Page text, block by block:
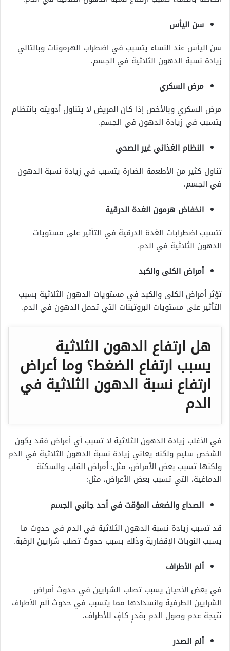
سن اليأس
سن اليأس عند النساء يتسبب في اضطراب الهرمونات وبالتالي
زيادة نسبة الدهون الثلاثية في الجسم.
مرض السكري
مرض السكري وبالأخص إذا كان المريض لا يتناول أدويته بانتظام
يتسبب في زيادة الدهون في الجسم.
النظام الغذائي غير الصحي
تناول كثير من الأطعمة الضارة يتسبب في زيادة نسبة الدهون
في الجسم.
انخفاض هرمون الغدة الدرقية
تتسبب اضطرابات الغدة الدرقية في التأثير على مستويات
الدهون الثلاثية في الدم.
أمراض الكلى والكبد
تؤثر أمراض الكلى والكبد في مستويات الدهون الثلاثية بسبب
التأثير على مستويات البروتينات التي تحمل الدهون في الدم.
هل ارتفاع الدهون الثلاثية
يسبب ارتفاع الضغط؟ وما أعراض
ارتفاع نسبة الدهون الثلاثية في
الدم
في الأغلب زيادة الدهون الثلاثية لا تسبب أي أعراض فقد يكون
الشخص سليم ولكنه يعاني زيادة نسبة الدهون الثلاثية في الدم
ولكنها تسبب بعض الأمراض، مثل: أمراض القلب والسكتة
الدماغية، التي تسبب بعض الأعراض، مثل:
الصداع والضعف المؤقت في أحد جانبي الجسم
قد تسبب زيادة نسبة الدهون الثلاثية في الدم في حدوث ما
يسبب النوبات الإقفارية وذلك بسبب حدوث تصلب شرايين الرقبة.
ألم الأطراف
في بعض الأحيان يسبب تصلب الشرايين في حدوث أمراض
الشرايين الطرفية وانسدادها مما يتسبب في حدوث ألم الأطراف
نتيجة عدم وصول الدم بقدرٍ كافٍ للأطراف.
ألم الصدر